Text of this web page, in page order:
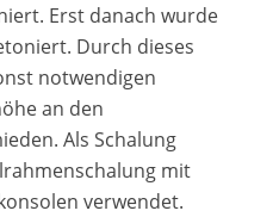
Erst danach wurde
Durch dieses
notwendigen
an den
Als Schalung
mit
verwendet.